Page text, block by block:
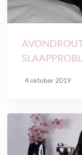
4 oktober 2019